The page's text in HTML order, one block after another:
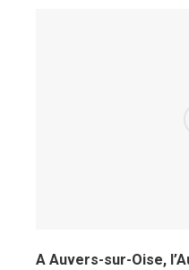
A Auvers-sur-Oise,